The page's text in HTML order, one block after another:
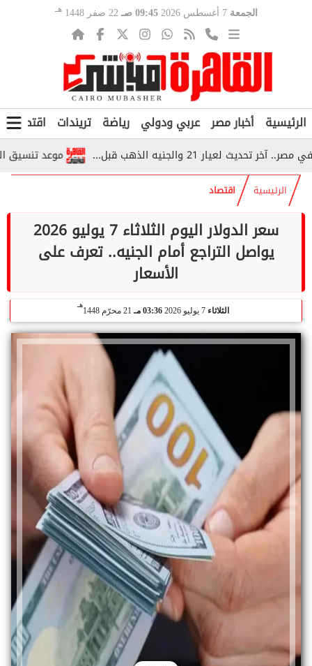
الجمعة 7 أغسطس 2026 09:45 صـ 22 صفر 1448 هـ
الرئيسية أخبار مصر عربي ودولي رياضة تريندات اقتصاد
موعد تنسيق المرحلة الثانية 2026.. تعرف على الحد 21 والجنيه الذهب قبل...
الرئيسية اقتصاد
سعر الدولار اليوم الثلاثاء 7 يوليو 2026
يواصل التراجع أمام الجنيه.. تعرف على
الأسعار
الثلاثاء 03:36 مـ 21 محرّم 1448
هـ